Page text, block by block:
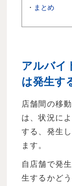
・ まとめ
アルバイ
は発生す
店舗間の移
は、状況に
する、発生
ます。
自店舗で発
生するかど